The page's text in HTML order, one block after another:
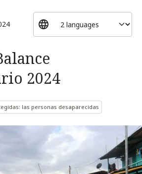
2024
las personas desaparecidas